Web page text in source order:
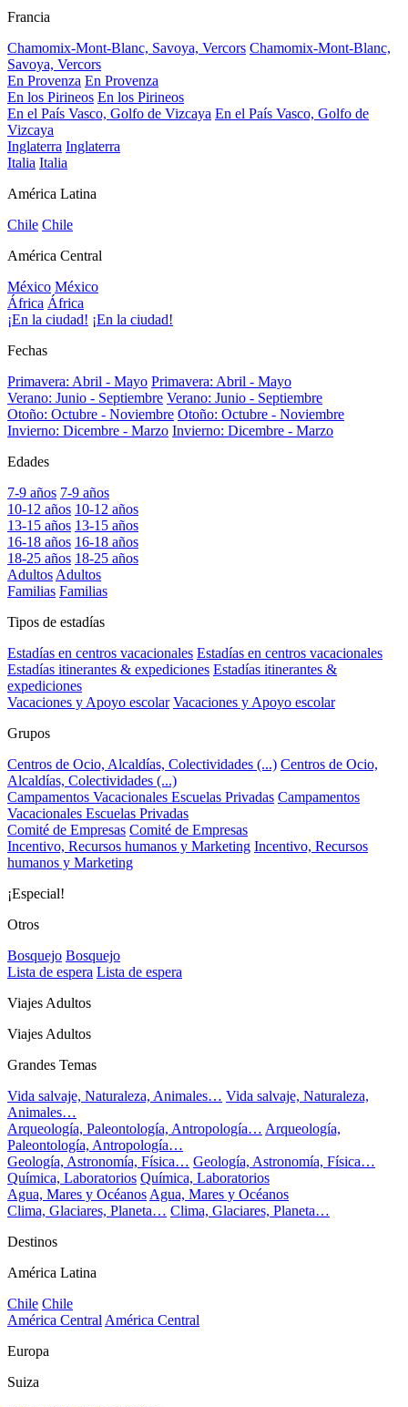
Francia
Chamomix-Mont-Blanc, Savoya, Vercors Chamomix-Mont-Blanc,
Savoya, Vercors
En Provenza En Provenza
En los Pirineos En los Pirineos
En el País Vasco, Golfo de Vizcaya En el País Vasco, Golfo de
Vizcaya
Inglaterra Inglaterra
Italia Italia
América Latina
Chile Chile
América Central
México México
África África
¡En la ciudad! ¡En la ciudad!
Fechas
Primavera: Abril - Mayo Primavera: Abril - Mayo
Verano: Junio - Septiembre Verano: Junio - Septiembre
Otoño: Octubre - Noviembre Otoño: Octubre - Noviembre
Invierno: Dicembre - Marzo Invierno: Dicembre - Marzo
Edades
7-9 años 7-9 años
10-12 años 10-12 años
13-15 años 13-15 años
16-18 años 16-18 años
18-25 años 18-25 años
Adultos Adultos
Familias Familias
Tipos de estadías
Estadías en centros vacacionales Estadías en centros vacacionales
Estadías itinerantes & expediciones Estadías itinerantes &
expediciones
Vacaciones y Apoyo escolar Vacaciones y Apoyo escolar
Grupos
Centros de Ocio, Alcaldías, Colectividades (...) Centros de Ocio,
Alcaldías, Colectividades (...)
Campamentos Vacacionales Escuelas Privadas Campamentos
Vacacionales Escuelas Privadas
Comité de Empresas Comité de Empresas
Incentivo, Recursos humanos y Marketing Incentivo, Recursos
humanos y Marketing
¡Especial!
Otros
Bosquejo Bosquejo
Lista de espera Lista de espera
Viajes Adultos
Viajes Adultos
Grandes Temas
Vida salvaje, Naturaleza, Animales… Vida salvaje, Naturaleza,
Animales…
Arqueología, Paleontología, Antropología… Arqueología,
Paleontología, Antropología…
Geología, Astronomía, Física… Geología, Astronomía, Física…
Química, Laboratorios Química, Laboratorios
Agua, Mares y Océanos Agua, Mares y Océanos
Clima, Glaciares, Planeta… Clima, Glaciares, Planeta…
Destinos
América Latina
Chile Chile
América Central América Central
Europa
Suiza